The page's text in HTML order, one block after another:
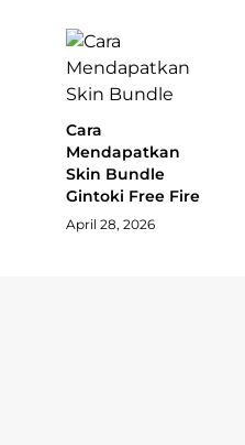
Cara
Mendapatkan
Skin Bundle
Gintoki Free Fire
April 28, 2026